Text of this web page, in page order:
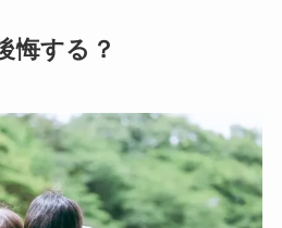
悔する？